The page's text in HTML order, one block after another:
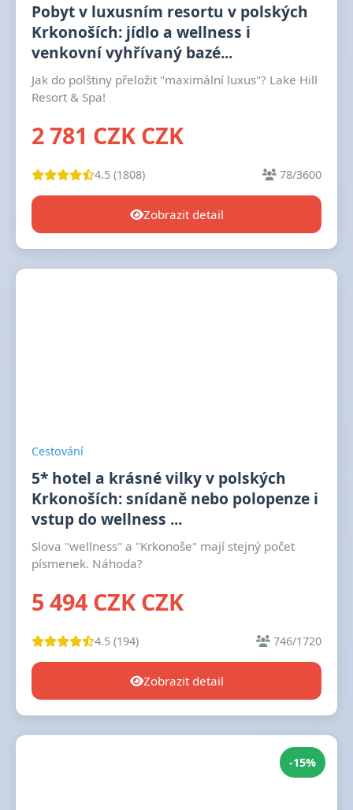
Pobyt v luxusním resortu v polských
Krkonoších: jídlo a wellness i
venkovní vyhřívaný bazé...
Jak do polštiny přeložit "maximální luxus"? Lake Hill
Resort & Spa!
2 781 CZK CZK
4.5 (1808) 78/3600
Zobrazit detail
Cestování
5* hotel a krásné vilky v polských
Krkonoších: snídaně nebo polopenze i
vstup do wellness ...
Slova "wellness" a "Krkonoše" mají stejný počet
písmenek. Náhoda?
5 494 CZK CZK
4.5 (194) 746/1720
Zobrazit detail
-15%